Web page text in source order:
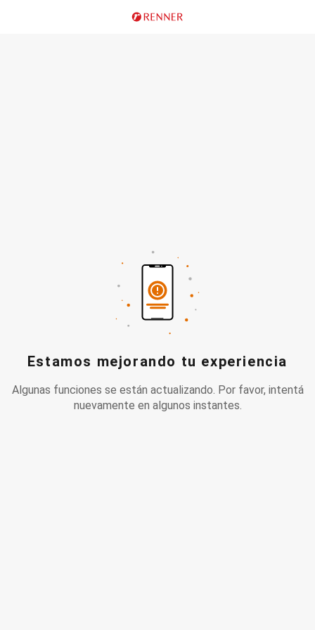
Estamos mejorando tu experiencia
Algunas funciones se están actualizando. Por favor, intentá
nuevamente en algunos instantes.